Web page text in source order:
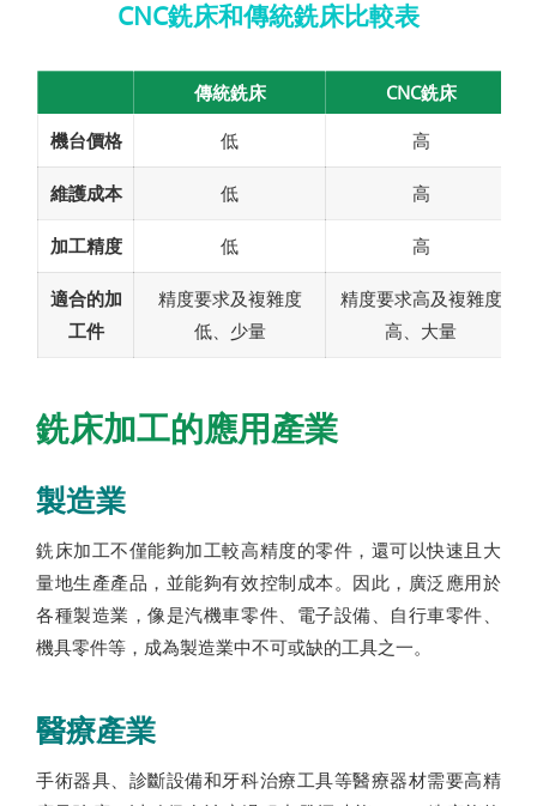
CNC銑床和傳統銑床比較表
傳統銑床
CNC銑床
機台價格
低 高
維護成本 低 高
加工精度 低 高
適合的加
工件
精度要求及複雜度
低、少量
精度要求高及複雜度
高、大量
銑床加工的應用產業
製造業
銑床加工不僅能夠加工較高精度的零件，還可以快速且大
量地生產產品，並能夠有效控制成本。因此，廣泛應用於
各種製造業，像是汽機車零件、電子設備、自行車零件、
機具零件等，成為製造業中不可或缺的工具之一。
醫療產業
手術器具、診斷設備和牙科治療工具等醫療器材需要高精